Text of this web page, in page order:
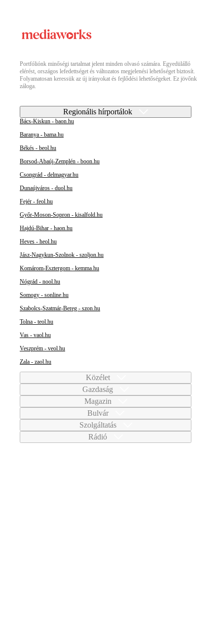
Portfóliónk minőségi tartalmat jelent minden olvasó számára. Egyedülálló
elérést, országos lefedettséget és változatos megjelenési lehetőséget biztosít.
Folyamatosan keressük az új irányokat és fejlődési lehetőségeket. Ez jövőnk
záloga.
Regionális hírportálok
Bács-Kiskun - baon.hu
Baranya - bama.hu
Békés - beol.hu
Borsod-Abaúj-Zemplén - boon.hu
Csongrád - delmagyar.hu
Dunaújváros - duol.hu
Fejér - feol.hu
Győr-Moson-Sopron - kisalfold.hu
Hajdú-Bihar - haon.hu
Heves - heol.hu
Jász-Nagykun-Szolnok - szoljon.hu
Komárom-Esztergom - kemma.hu
Nógrád - nool.hu
Somogy - sonline.hu
Szabolcs-Szatmár-Bereg - szon.hu
Tolna - teol.hu
Vas - vaol.hu
Veszprém - veol.hu
Zala - zaol.hu
Közélet
Gazdaság
Magazin
Bulvár
Szolgáltatás
Rádió